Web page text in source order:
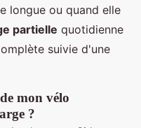
longue ou quand elle
partielle quotidienne
suivie d'une
mon vélo
?